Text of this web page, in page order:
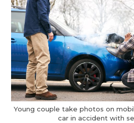
Young couple take photos on
car in accident with